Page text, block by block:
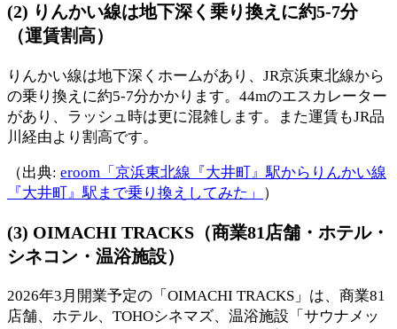
(2) りんかい線は地下深く乗り換えに約5-7分
（運賃割高）
りんかい線は地下深くホームがあり、JR京浜東北線から
の乗り換えに約5-7分かかります。44mのエスカレーター
があり、ラッシュ時は更に混雑します。また運賃もJR品
川経由より割高です。
（出典: eroom「京浜東北線『大井町』駅からりんかい線
『大井町』駅まで乗り換えしてみた」
）
(3) OIMACHI TRACKS（商業81店舗・ホテル・
シネコン・温浴施設）
2026年3月開業予定の「OIMACHI TRACKS」は、商業81
店舗、ホテル、TOHOシネマズ、温浴施設「サウナメッ